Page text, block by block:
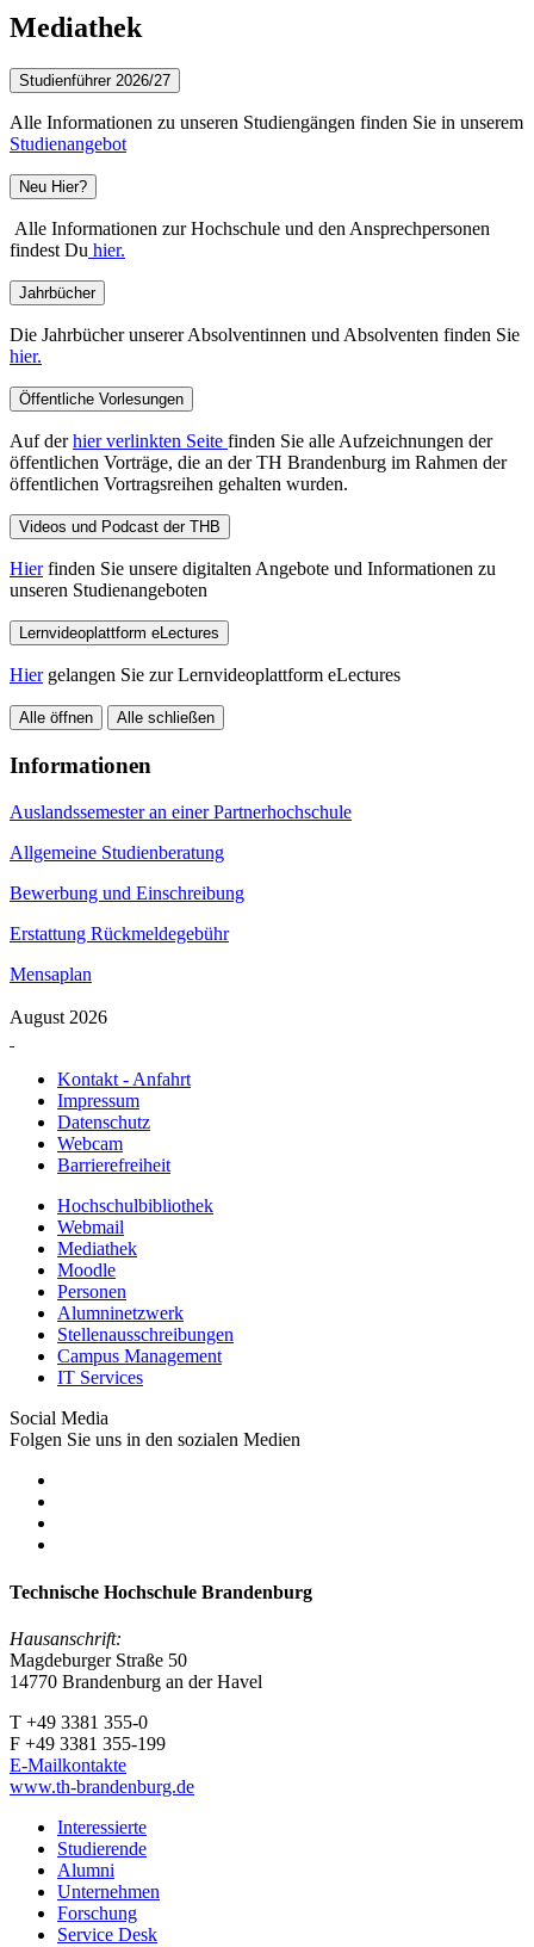
Mediathek
Studienführer 2026/27
Alle Informationen zu unseren Studiengängen finden Sie in unserem
Studienangebot
Neu Hier?
Alle Informationen zur Hochschule und den Ansprechpersonen
findest Du hier.
Jahrbücher
Die Jahrbücher unserer Absolventinnen und Absolventen finden Sie
hier.
Öffentliche Vorlesungen
Auf derhier verlinkten Seite finden Sie alle Aufzeichnungen der
öffentlichen Vorträge, die an der TH Brandenburg im Rahmen der
öffentlichen Vortragsreihen gehalten wurden.
Videos und Podcast der THB
Hierfinden Sie unsere digitalten Angebote und Informationen zu
unseren Studienangeboten
Lernvideoplattform eLectures
Hiergelangen Sie zur Lernvideoplattform eLectures
Alle öffnen Alle schließen
Informationen
Auslandssemester an einer Partnerhochschule
Allgemeine Studienberatung
Bewerbung und Einschreibung
Erstattung Rückmeldegebühr
Mensaplan
August 2026
Kontakt - Anfahrt
Impressum
Datenschutz
Webcam
Barrierefreiheit
Hochschulbibliothek
Webmail
Mediathek
Moodle
Personen
Alumninetzwerk
Stellenausschreibungen
Campus Management
IT Services
Social Media
Folgen Sie uns in den sozialen Medien
Technische Hochschule Brandenburg
Hausanschrift:
Magdeburger Straße 50
14770 Brandenburg an der Havel
T +49 3381 355-0
F +49 3381 355-199
E-Mailkontakte
www.th-brandenburg.de
Interessierte
Studierende
Alumni
Unternehmen
Forschung
Service Desk